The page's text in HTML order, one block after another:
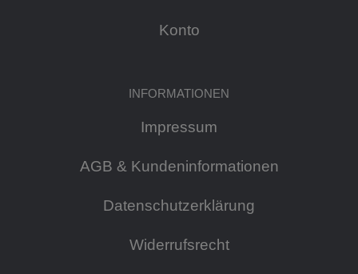
Konto
INFORMATIONEN
Impressum
AGB & Kundeninformationen
Datenschutzerklärung
Widerrufsrecht